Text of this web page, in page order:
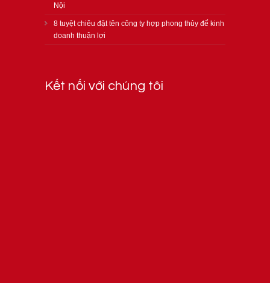
Nội
8 tuyệt chiêu đặt tên công ty hợp phong thủy để kinh
doanh thuận lợi
Kết nối với chúng tôi